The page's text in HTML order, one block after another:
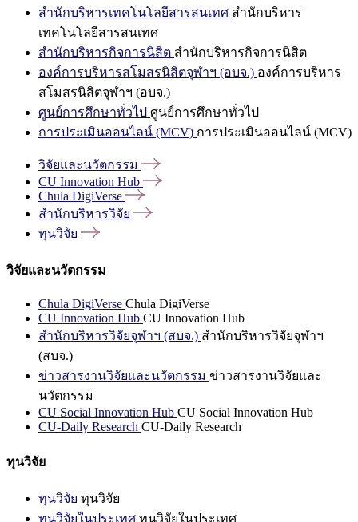
สำนักบริหารเทคโนโลยีสารสนเทศ สำนักบริหาร
เทคโนโลยีสารสนเทศ
สำนักบริหารกิจการนิสิต สำนักบริหารกิจการนิสิต
องค์การบริหารสโมสรนิสิตจุฬาฯ (อบจ.) องค์การบริหาร
สโมสรนิสิตจุฬาฯ (อบจ.)
ศูนย์การศึกษาทั่วไป ศูนย์การศึกษาทั่วไป
การประเมินออนไลน์ (MCV) การประเมินออนไลน์ (MCV)
วิจัยและนวัตกรรม
CU Innovation Hub
Chula DigiVerse
สำนักบริหารวิจัย
ทุนวิจัย
วิจัยและนวัตกรรม
Chula DigiVerse Chula DigiVerse
CU Innovation Hub CU Innovation Hub
สำนักบริหารวิจัยจุฬาฯ (สบจ.) สำนักบริหารวิจัยจุฬาฯ
(สบจ.)
ข่าวสารงานวิจัยและนวัตกรรม ข่าวสารงานวิจัยและ
นวัตกรรม
CU Social Innovation Hub CU Social Innovation Hub
CU-Daily Research CU-Daily Research
ทุนวิจัย
ทุนวิจัย ทุนวิจัย
ทุนวิจัยในประเทศ ทุนวิจัยในประเทศ